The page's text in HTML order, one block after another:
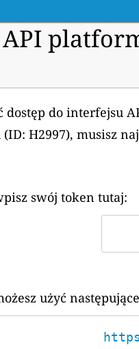
dostęp do interfejsu
H2997), musisz
swój token tutaj:
użyć